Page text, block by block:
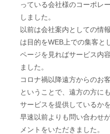
っている会社様のコーポレ
しました。
以前は会社案内としての情
は目的をWEB上での集客と
ページを見ればサービス内
ました。
コロナ禍以降遠方からのお
ということで、遠方の方に
サービスを提供しているか
早速以前よりも問い合わせ
メントをいただきました。